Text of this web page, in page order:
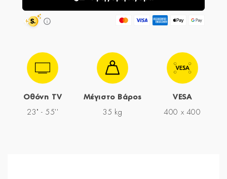
Οθόνη TV
23" - 55''
Μέγιστο Βάρος
35 kg
VESA
400 x 400